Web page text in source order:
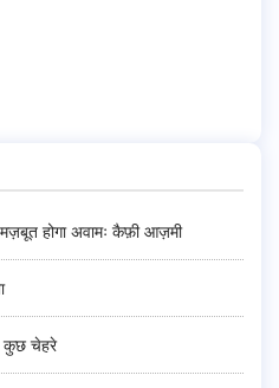
होगा अवामः कैफ़ी आज़मी
कुछ चेहरे